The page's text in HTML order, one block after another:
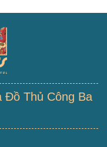
Đồ Thủ Công Ba